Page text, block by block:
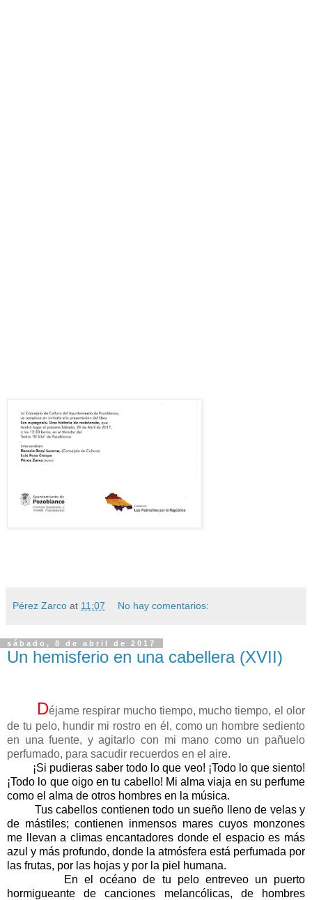
Pérez Zarco at 11:07 No hay comentarios:
sábado, 8 de abril de 2017
Un hemisferio en una cabellera (XVII)
Déjame respirar mucho tiempo, mucho tiempo, el olor
de tu pelo, hundir mi rostro en él, como un hombre sediento
en una fuente, y agitarlo con mi mano como un pañuelo
perfumado, para sacudir recuerdos en el aire.
¡Si pudieras saber todo lo que veo! ¡Todo lo que siento!
¡Todo lo que oigo en tu cabello! Mi alma viaja en su perfume
como el alma de otros hombres en la música.
Tus cabellos contienen todo un sueño lleno de velas y
de mástiles; contienen inmensos mares cuyos monzones
me llevan a climas encantadores donde el espacio es más
azul y más profundo, donde la atmósfera está perfumada por
las frutas, por las hojas y por la piel humana.
En el océano de tu pelo entreveo un puerto
hormigueante de canciones melancólicas, de hombres